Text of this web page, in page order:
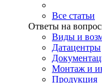
Все статьи
Ответы на
Виды и
Датацентры
Монтаж и
Продукция